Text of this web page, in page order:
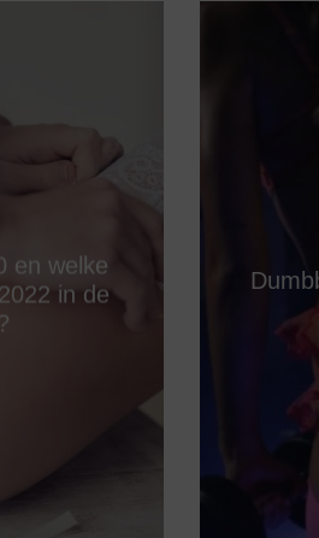
en welke
in de